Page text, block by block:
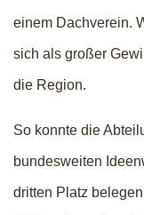
einem Dachverein.
sich als großer
die Region.
So konnte die
bundesweiten
dritten Platz